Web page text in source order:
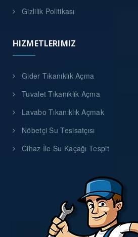
Gizlilik Politikası
HIZMETLERIMIZ
Gider Tıkanıklık Açma
Tuvalet Tıkanıklık Açma
Lavabo Tıkanıklık Açmak
Nöbetçi Su Tesisatçısı
Cihaz İle Su Kaçağı Tespit